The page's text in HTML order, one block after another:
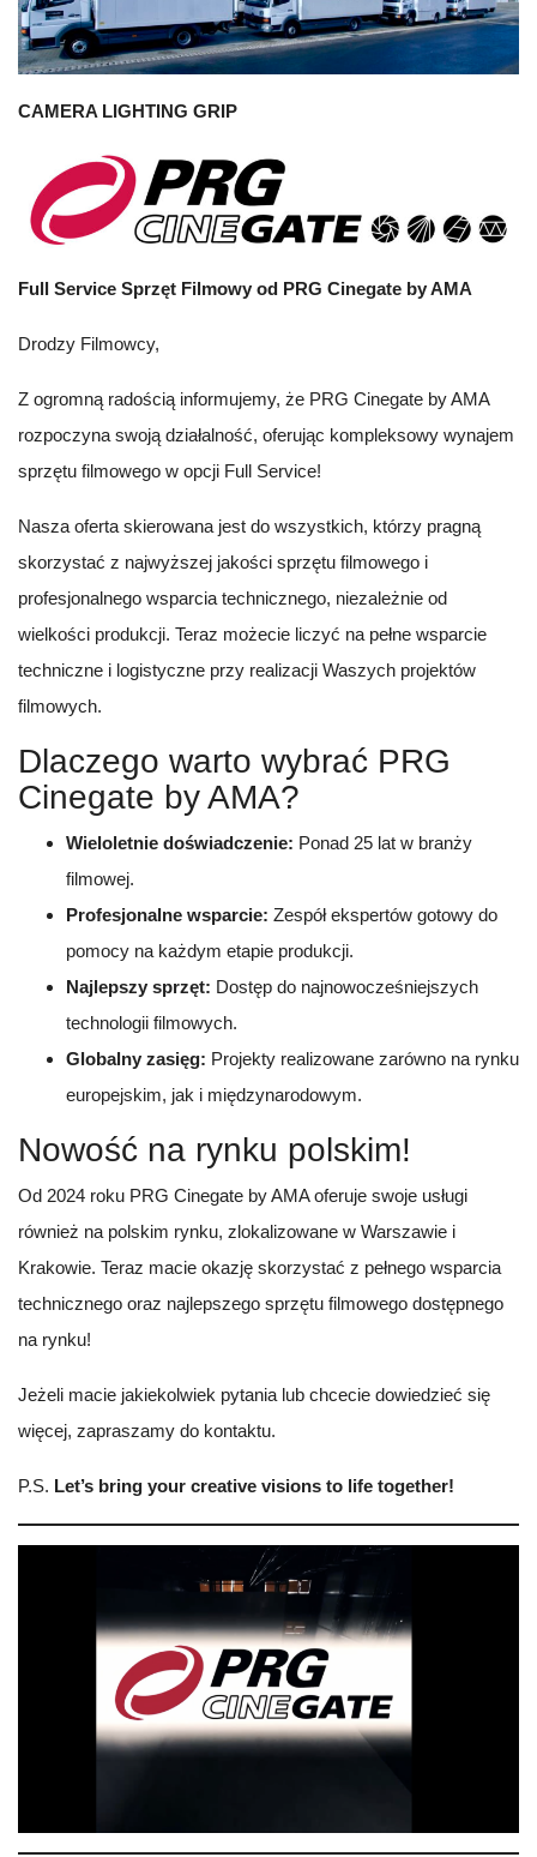
CAMERA LIGHTING GRIP
Full Service Sprzęt Filmowy od PRG Cinegate by AMA
Drodzy Filmowcy,
Z ogromną radością informujemy, że PRG Cinegate by AMA
rozpoczyna swoją działalność, oferując kompleksowy wynajem
sprzętu filmowego w opcji Full Service!
Nasza oferta skierowana jest do wszystkich, którzy pragną
skorzystać z najwyższej jakości sprzętu filmowego i
profesjonalnego wsparcia technicznego, niezależnie od
wielkości produkcji. Teraz możecie liczyć na pełne wsparcie
techniczne i logistyczne przy realizacji Waszych projektów
filmowych.
Dlaczego warto wybrać PRG
Cinegate by AMA?
Wieloletnie doświadczenie: Ponad 25 lat w branży
filmowej.
Profesjonalne wsparcie: Zespół ekspertów gotowy do
pomocy na każdym etapie produkcji.
Najlepszy sprzęt: Dostęp do najnowocześniejszych
technologii filmowych.
Globalny zasięg: Projekty realizowane zarówno na rynku
europejskim, jak i międzynarodowym.
Nowość na rynku polskim!
Od 2024 roku PRG Cinegate by AMA oferuje swoje usługi
również na polskim rynku, zlokalizowane w Warszawie i
Krakowie. Teraz macie okazję skorzystać z pełnego wsparcia
technicznego oraz najlepszego sprzętu filmowego dostępnego
na rynku!
Jeżeli macie jakiekolwiek pytania lub chcecie dowiedzieć się
więcej, zapraszamy do kontaktu.
P.S. Let’s bring your creative visions to life together!